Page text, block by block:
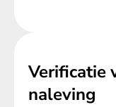
Verificatie
naleving